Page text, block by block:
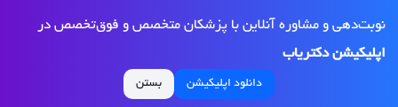
نوبت‌دهی و مشاوره آنلاین با پزشکان متخصص و فوق‌تخصص در
اپلیکیشن دکتریاب
دانلود اپلیکیشن بستن